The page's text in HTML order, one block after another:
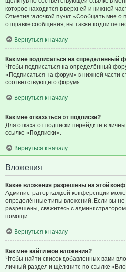
которое находится в верхней и нижней
Отметив галочкой пункт «Сообщать мне о
отправке сообщения, вы также
Вернуться к началу
Как мне подписаться на определённый
Чтобы подписаться на определённый
«Подписаться на форум» в нижней части
соответствующего форума.
Вернуться к началу
Как мне отказаться от подписки?
Для отказа от подписки перейдите в
ссылке «Подписки».
Вернуться к началу
Вложения
Какие вложения разрешены на этой
Администратор каждой конференции
определённые типы вложений. Если вы не
разрешены, свяжитесь с
помощи.
Вернуться к началу
Как мне найти мои вложения?
Чтобы найти список добавленных вами
личный раздел и щёлкните по ссылке